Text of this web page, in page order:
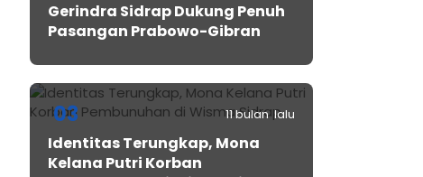
Gerindra Sidrap Dukung Penuh
Pasangan Prabowo-Gibran
03 11 bulan lalu
Identitas Terungkap, Mona
Kelana Putri Korban